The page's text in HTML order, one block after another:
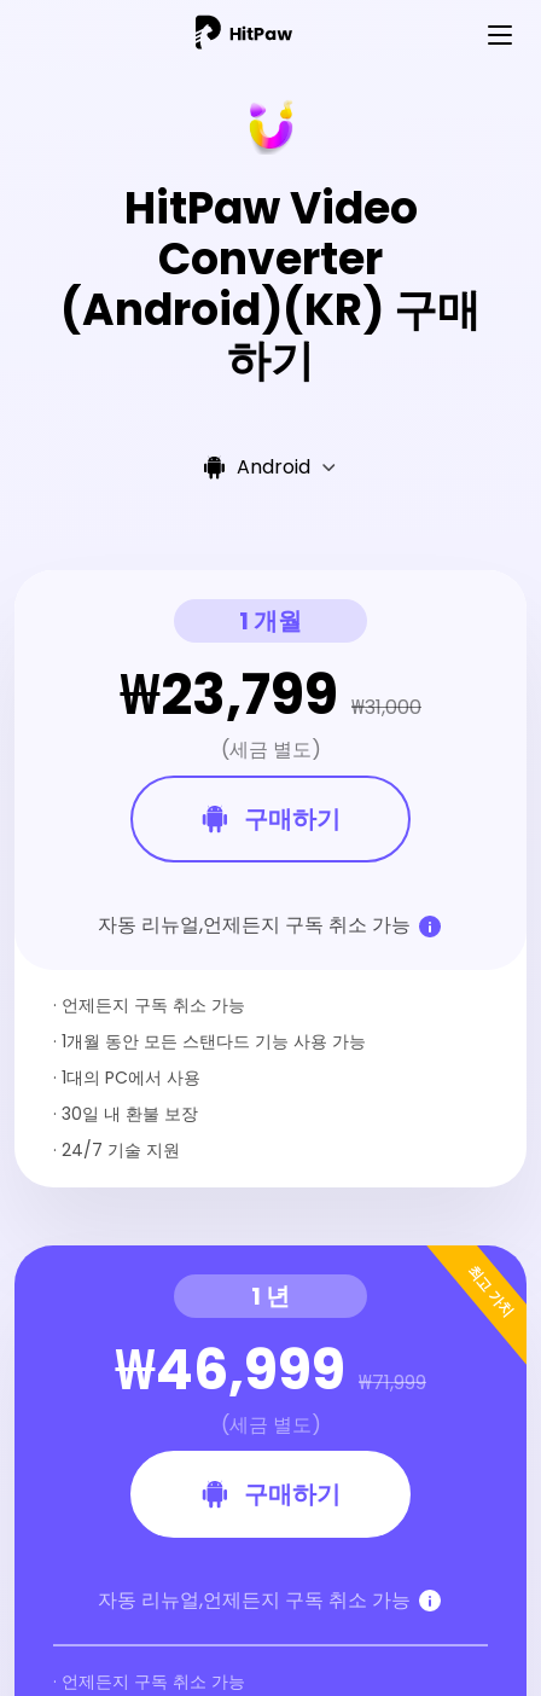
HitPaw Video
Converter
(Android)(KR) 구매
하기
Android
1 개월
₩23,799 ₩31,000
(세금 별도)
구매하기
자동 리뉴얼,언제든지 구독 취소 가능
· 언제든지 구독 취소 가능
· 1개월 동안 모든 스탠다드 기능 사용 가능
· 1대의 PC에서 사용
· 30일 내 환불 보장
· 24/7 기술 지원
최고 가치
1 년
₩46,999 ₩71,999
(세금 별도)
구매하기
자동 리뉴얼,언제든지 구독 취소 가능
· 언제든지 구독 취소 가능